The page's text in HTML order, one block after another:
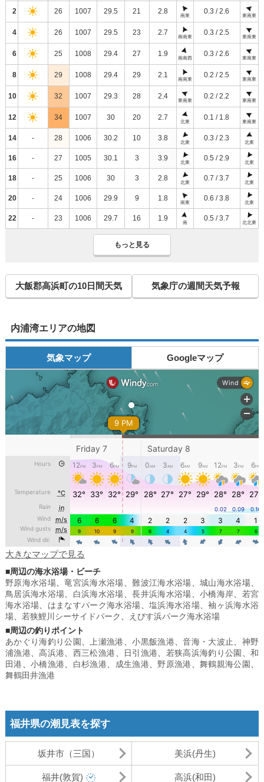
2 26 1007 29.5 21 2.8
南東
0.3 / 2.6
東南東
4 26 1007 29.5 23 2.7
南南東
0.3 / 2.5
東南東
6 25 1008 29.4 27 1.9
南南西
0.3 / 2.6
東南東
8 29 1008 29.4 29 2.1
南南東
0.2 / 2.5
東南東
10 32 1007 29.3 28 2.4
東南東
0.2 / 2.2
東南東
12 34 1007 30 20 2.7
北東
0.1 / 1.8
東南東
14 - 28 1006 30.2 10 3.8
北東
0.3 / 2.3
北東
16 - 27 1005 30.1 3 3.9
北東
0.5 / 2.9
北東
18 - 25 1006 30 3 2.8
北東
0.7 / 3.7
北東
20 - 24 1006 29.9 9 1.8
南東
0.6 / 3.8
北東
22 - 23 1006 29.7 16 1.9
南
0.5 / 3.7
北北東
もっと見る
大飯郡高浜町の10日間天気 気象庁の週間天気予報
内浦湾エリアの地図
気象マップ Googleマップ
大きなマップで見る
■周辺の海水浴場・ビーチ
野原海水浴場 、竜宮浜海水浴場 、難波江海水浴場 城山海水浴場
鳥居浜海水浴場
白浜海水浴場 、長井浜海水浴場 小橋海岸
若宮
海水浴場
はまなすパーク海水浴場 塩浜海水浴場、袖ヶ浜海水浴
場、 若狭鯉川シーサイドパーク
えびす浜パーク海水浴場
■周辺の釣りポイント
あかぐり海釣り公園
上瀬漁港 、小黒飯漁港 、音海・大波止
神野
浦漁港 、高浜港 西三松漁港 日引漁港 若狭高浜海釣り公園 、和
田港
、小橋漁港 白杉漁港 成生漁港 野原漁港 、舞鶴親海公園
舞鶴田井漁港
福井県の潮見表を探す
坂井市（三国） 美浜(丹生)
福井(敦賀) 高浜(和田)